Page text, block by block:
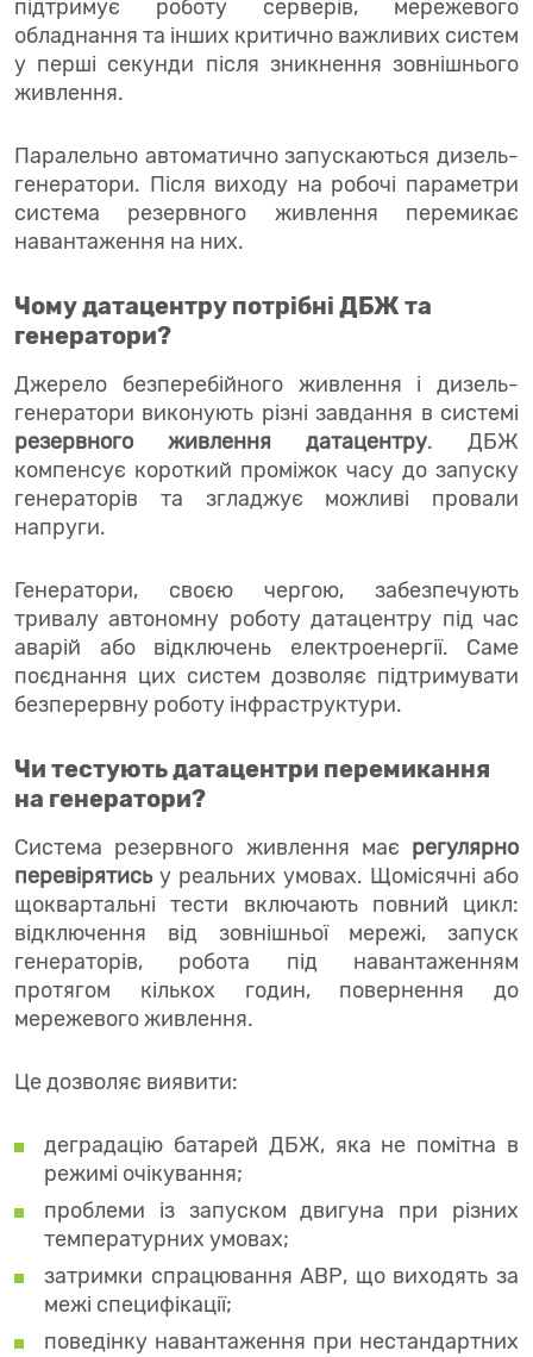
підтримує роботу серверів, мережевого
обладнання та інших критично важливих систем
у перші секунди після зникнення зовнішнього
живлення.
Паралельно автоматично запускаються дизель-
генератори. Після виходу на робочі параметри
система резервного живлення перемикає
навантаження на них.
Чому датацентру потрібні ДБЖ та
генератори?
Джерело безперебійного живлення і дизель-
генератори виконують різні завдання в системі
резервного живлення датацентру. ДБЖ
компенсує короткий проміжок часу до запуску
генераторів та згладжує можливі провали
напруги.
Генератори, своєю чергою, забезпечують
тривалу автономну роботу датацентру під час
аварій або відключень електроенергії. Саме
поєднання цих систем дозволяє підтримувати
безперервну роботу інфраструктури.
Чи тестують датацентри перемикання
на генератори?
Система резервного живлення має регулярно
перевірятисьу реальних умовах. Щомісячні або
щоквартальні тести включають повний цикл:
відключення від зовнішньої мережі, запуск
генераторів, робота під навантаженням
протягом кількох годин, повернення до
мережевого живлення.
Це дозволяє виявити:
деградацію батарей ДБЖ, яка не помітна в
режимі очікування;
проблеми із запуском двигуна при різних
температурних умовах;
затримки спрацювання АВР, що виходять за
межі специфікації;
поведінку навантаження при нестандартних